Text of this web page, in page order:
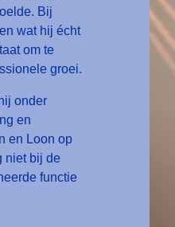
Bij
wat hij écht
om te
groei.
onder
en
en Loon op
niet bij de
functie